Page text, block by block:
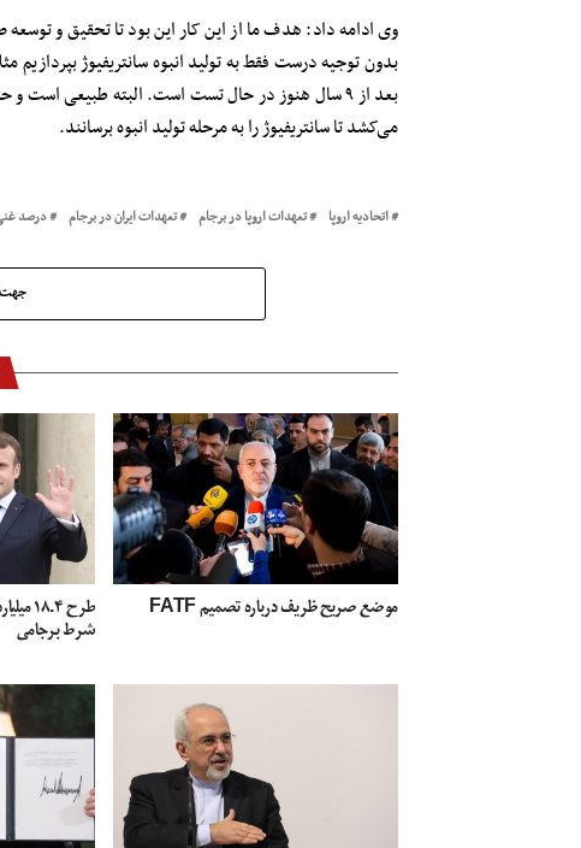
وی ادامه داد: هدف ما از این کار این بود تا تحقیق و
می‌کشد تا سانتریفیوژ را به مرحله تولید انبوه برسانند.
اتحادیه اروپا تعهدات اروپا در برجام تعهدات ایران در برجام درصد
جهت
موضع صریح ظریف درباره تصمیم FATF
طرح
شرط برجامی